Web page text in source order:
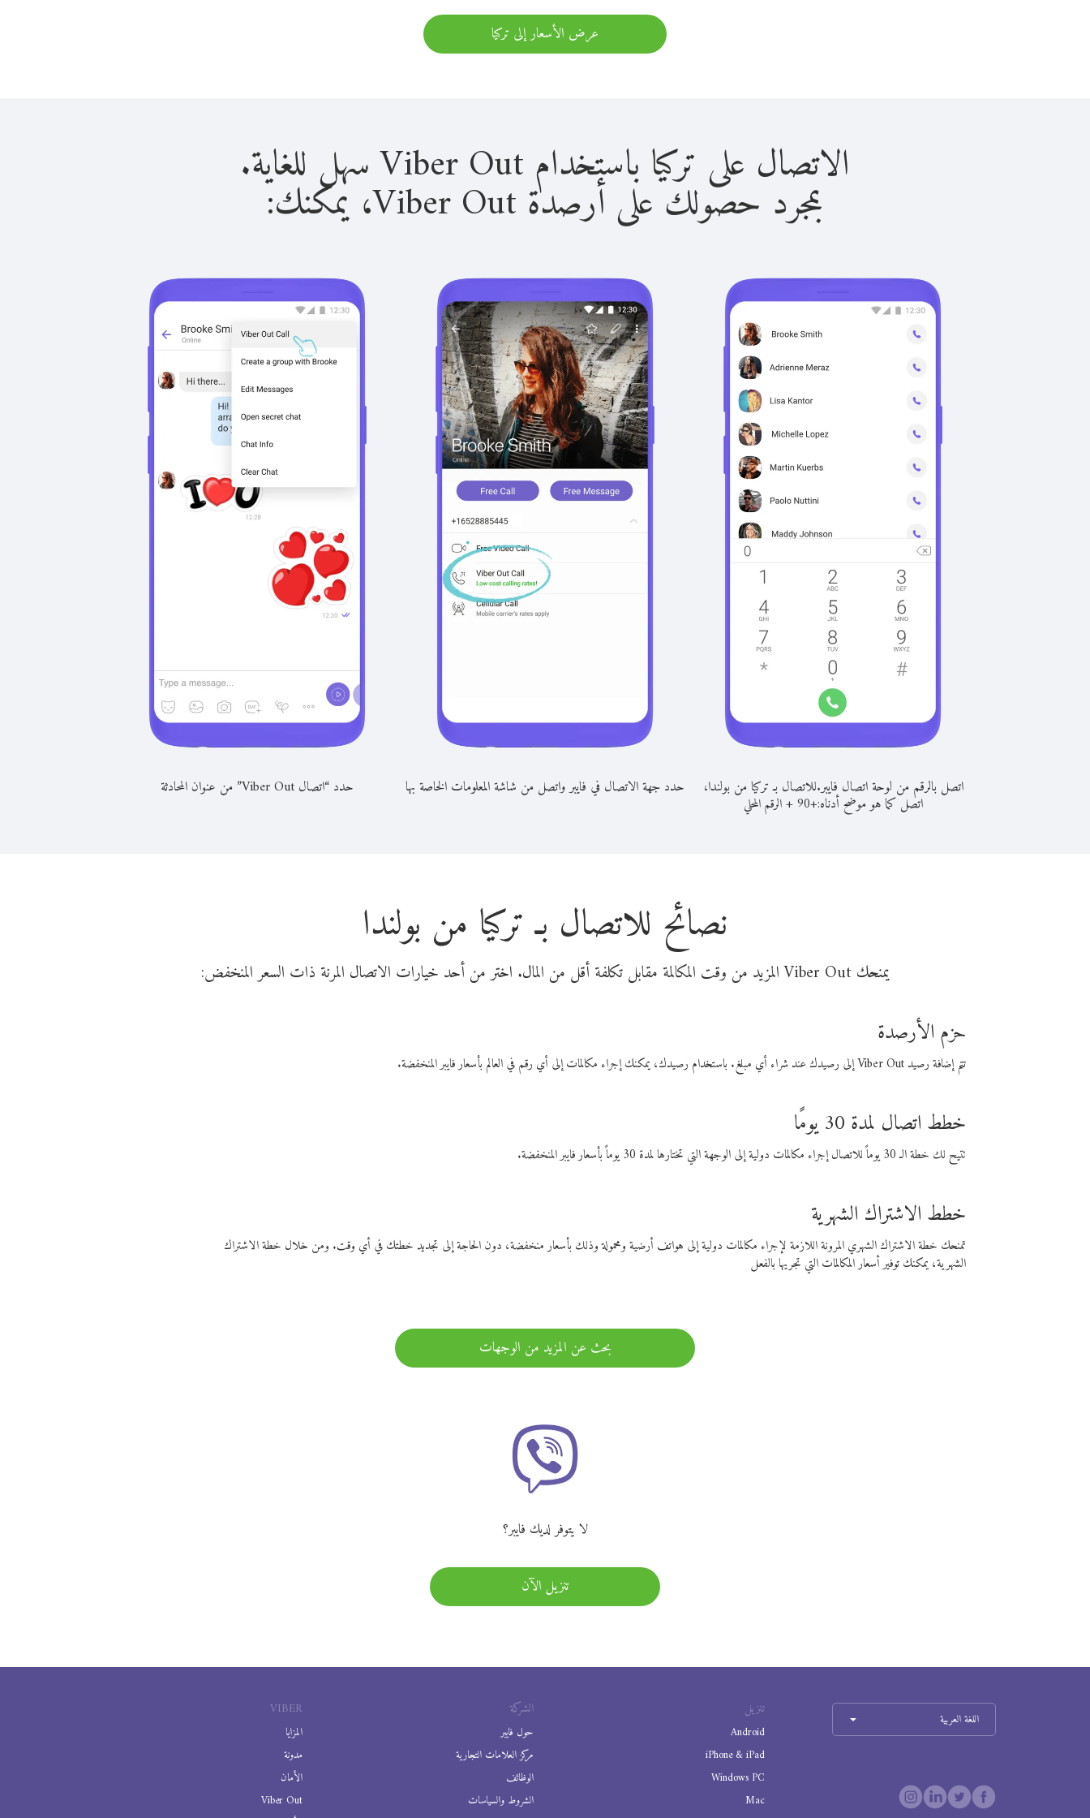
عرض الأسعار إلى تركيا
الاتصال على تركيا باستخدام Viber Out سهل للغاية.
بمجرد حصولك على أرصدة Viber Out، يمكنك:
اتصل بالرقم من لوحة اتصال فايبر.للاتصال بـ تركيا من بولندا،
اتصل كما هو موضح أدناه:+
90
+الرقم المحلي
حدد جهة الاتصال في فايبر واتصل من شاشة المعلومات الخاصة بها حدد “اتصال Viber Out” من عنوان المحادثة
نصائح للاتصال بـ تركيا من بولندا
يمنحك Viber Out المزيد من وقت المكالمة مقابل تكلفة أقل من المال. اختر من أحد خيارات الاتصال المرنة ذات السعر المنخفض:
حزم الأرصدة
تتم إضافة رصيد Viber Out إلى رصيدك عند شراء أي مبلغ. باستخدام رصيدك، يمكنك إجراء مكالمات إلى أي رقم في العالم بأسعار فايبر المنخفضة.
خطط اتصال لمدة 30 يومًا
تتيح لك خطة الـ 30 يوماً للاتصال إجراء مكالمات دولية إلى الوجهة التي تختارها لمدة 30 يوماً بأسعار فايبر المنخفضة.
خطط الاشتراك الشهرية
تمنحك خطة الاشتراك الشهري المرونة اللازمة لإجراء مكالمات دولية إلى هواتف أرضية ومحمولة وذلك بأسعار منخفضة، دون الحاجة إلى تجديد خطتك في أي وقت. ومن خلال خطة الاشتراك
الشهرية، يمكنك توفير أسعار المكالمات التي تجريها بالفعل
بحث عن المزيد من الوجهات
لا يتوفر لديك فايبر؟
تنزيل الآن
VIBER
المزايا
مدونة
الأمان
Viber Out
الشركة
حول فايبر
مركز العلامات التجارية
الوظائف
الشروط والسياسات
تنزيل
Android
iPhone & iPad
Windows PC
Mac
اللغة العربية